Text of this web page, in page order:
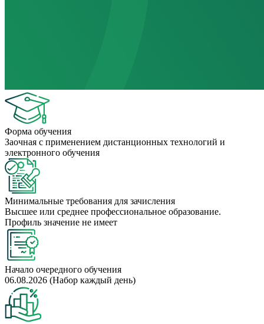
Форма обучения
Заочная с применением дистанционных технологий и
электронного обучения
Минимальные требования для зачисления
Высшее или среднее профессиональное образование.
Профиль значение не имеет
Начало очередного обучения
06.08.2026 (Набор каждый день)